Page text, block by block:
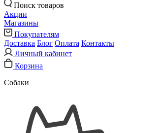
Поиск товаров
Акции
Магазины
Покупателям
Доставка Блог Оплата Контакты
Личный кабинет
Корзина
Собаки